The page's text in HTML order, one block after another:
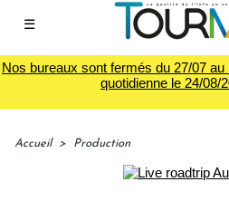
☰
Nos bureaux sont fermés du 27/07
quotidienne le 24/08/
Accueil > Production